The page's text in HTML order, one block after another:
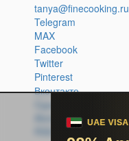
tanya@finecooking.ru
Telegram
MAX
Facebook
Twitter
Pinterest
Вконтакте
Одноклассники